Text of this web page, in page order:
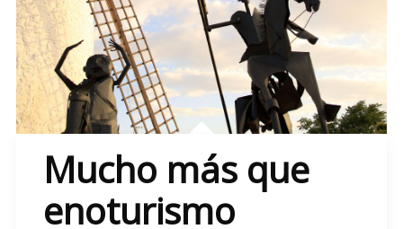
Mucho más que
enoturismo